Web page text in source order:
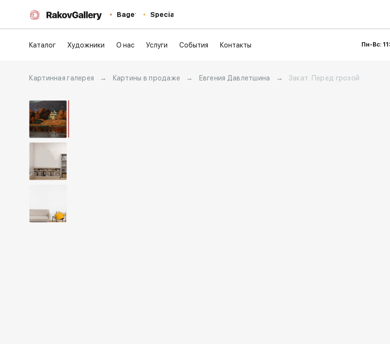
Baget Special
Каталог Художники О нас Услуги События Контакты Пн-Вс:
Картинная галерея → Картины в продаже → Евгения Давлетшина → Закат. Перед грозой